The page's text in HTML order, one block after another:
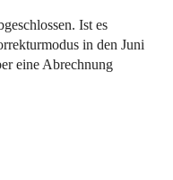
Ist es
in den Juni
eine Abrechnung